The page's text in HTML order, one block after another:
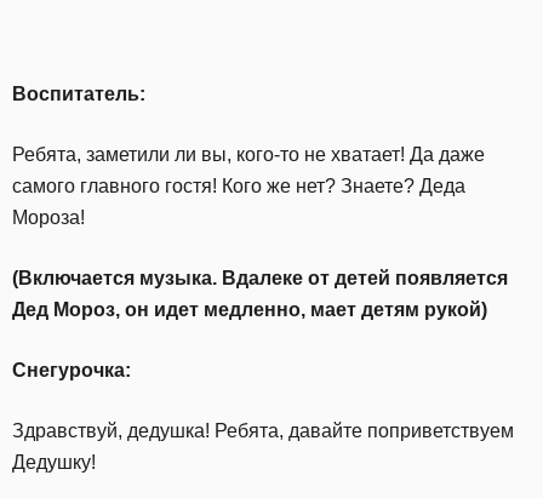
Воспитатель:
Ребята, заметили ли вы, кого-то не хватает! Да даже
самого главного гостя! Кого же нет? Знаете? Деда
Мороза!
(Включается музыка. Вдалеке от детей появляется
Дед Мороз, он идет медленно, мает детям рукой)
Снегурочка:
Здравствуй, дедушка! Ребята, давайте поприветствуем
Дедушку!